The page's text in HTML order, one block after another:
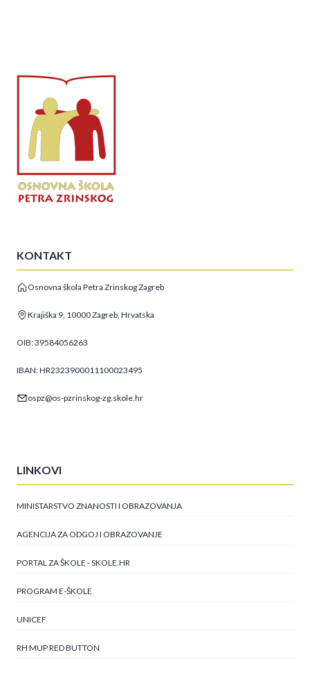
KONTAKT
Osnovna škola Petra Zrinskog Zagreb
Krajiška 9, 10000 Zagreb, Hrvatska
OIB: 39584056263
IBAN: HR2323900011100023495
ospz@os-pzrinskog-zg.skole.hr
LINKOVI
MINISTARSTVO ZNANOSTI I OBRAZOVANJA
AGENCIJA ZA ODGOJ I OBRAZOVANJE
PORTAL ZA ŠKOLE - SKOLE.HR
PROGRAM E-ŠKOLE
UNICEF
RH MUP RED BUTTON